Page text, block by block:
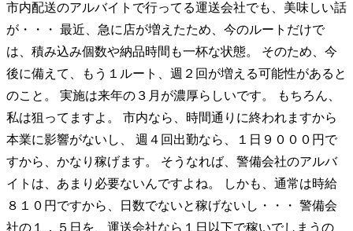
市内配送のアルバイトで行ってる運送会社でも、美味しい話
が・・・ 最近、急に店が増えたため、今のルートだけで
は、積み込み個数や納品時間も一杯な状態。 そのため、今
後に備えて、もう１ルート、週２回が増える可能性があると
のこと。 実施は来年の３月が濃厚らしいです。 もちろん、
私は狙ってますよ。 市内なら、時間通りに終われますから
本業に影響がないし、 週４回出勤なら、１日９０００円で
すから、かなり稼げます。 そうなれば、警備会社のアルバ
イトは、あまり必要ないんですよね。 しかも、通常は時給
８１０円ですから、日数でないと稼げないし・・・ 警備会
社の１．５日を、運送会社なら１日以下で稼いでしまうの